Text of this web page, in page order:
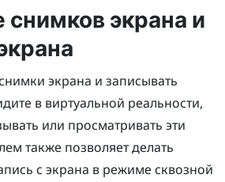
снимков экрана и
экрана и записывать
в виртуальной реальности,
или просматривать эти
также позволяет делать
с экрана в режиме сквозной